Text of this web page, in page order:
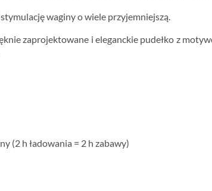
waginy o wiele przyjemniejszą.
zaprojektowane i eleganckie pudełko z
(2 h ładowania = 2 h zabawy)